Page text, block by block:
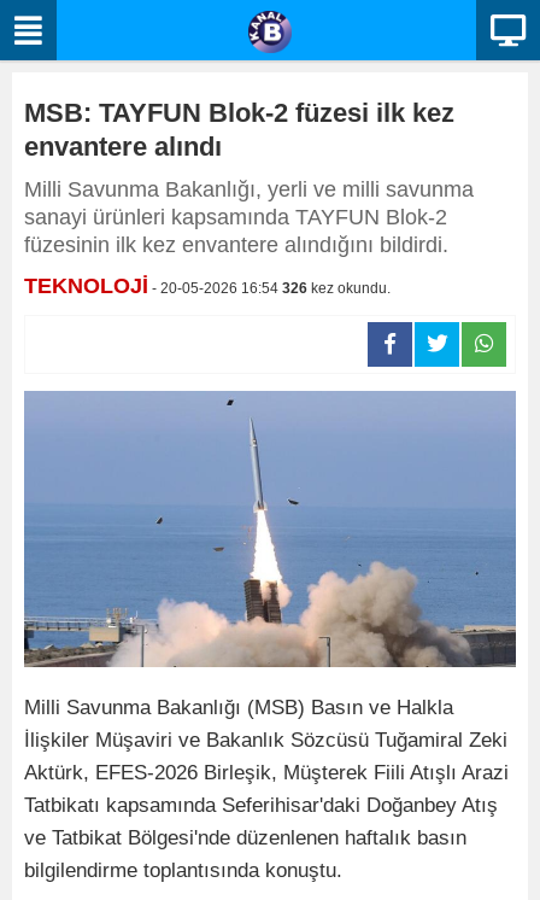
MSB: TAYFUN Blok-2 füzesi ilk kez
envantere alındı
Milli Savunma Bakanlığı, yerli ve milli savunma
sanayi ürünleri kapsamında TAYFUN Blok-2
füzesinin ilk kez envantere alındığını bildirdi.
TEKNOLOJİ - 20-05-2026 16:54 326 kez okundu.
Milli Savunma Bakanlığı (MSB) Basın ve Halkla
İlişkiler Müşaviri ve Bakanlık Sözcüsü Tuğamiral Zeki
Aktürk, EFES-2026 Birleşik, Müşterek Fiili Atışlı Arazi
Tatbikatı kapsamında Seferihisar'daki Doğanbey Atış
ve Tatbikat Bölgesi'nde düzenlenen haftalık basın
bilgilendirme toplantısında konuştu.